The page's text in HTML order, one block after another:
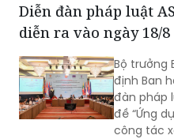
việc xây
về phổ
Diễn đàn pháp luật
diễn ra vào ngày 18/8
Bộ trưởng
định Ban
đàn pháp
đề “Ứng
công tác